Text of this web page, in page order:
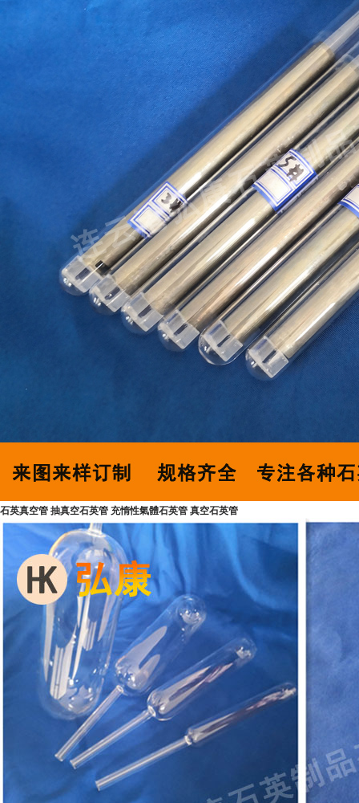
石英真空管 抽真空石英管 充惰性氣體石英管 真空石英管